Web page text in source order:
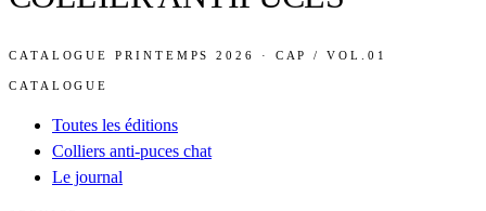
CATALOGUE PRINTEMPS 2026 · CAP / VOL.01
CATALOGUE
Toutes les éditions
Colliers anti-puces chat
Le journal